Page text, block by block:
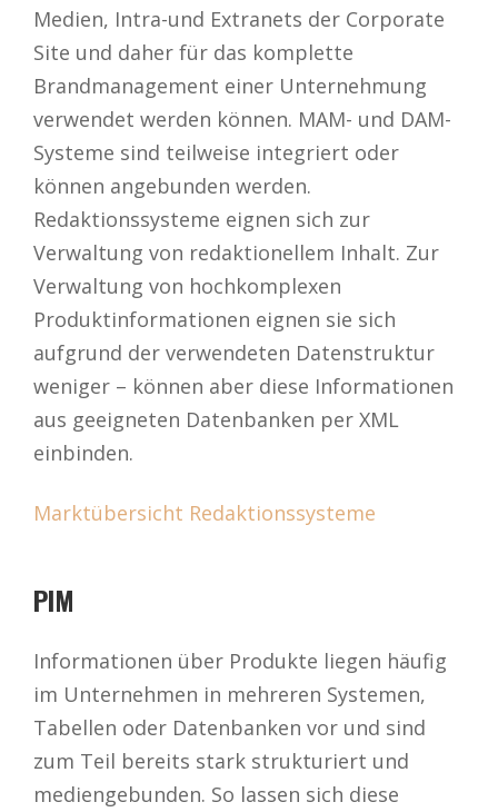
Medien, Intra-und Extranets der Corporate
Site und daher für das komplette
Brandmanagement einer Unternehmung
verwendet werden können. MAM- und DAM-
Systeme sind teilweise integriert oder
können angebunden werden.
Redaktionssysteme eignen sich zur
Verwaltung von redaktionellem Inhalt. Zur
Verwaltung von hochkomplexen
Produktinformationen eignen sie sich
aufgrund der verwendeten Datenstruktur
weniger – können aber diese Informationen
aus geeigneten Datenbanken per XML
einbinden.
Marktübersicht Redaktionssysteme
PIM
Informationen über Produkte liegen häufig
im Unternehmen in mehreren Systemen,
Tabellen oder Datenbanken vor und sind
zum Teil bereits stark strukturiert und
mediengebunden. So lassen sich diese